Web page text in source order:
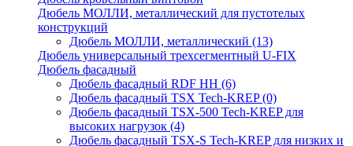
Дюбель МОЛЛИ, металлический для пустотелых
конструкций
Дюбель МОЛЛИ, металлический (13)
Дюбель универсальный трехсегментный U-FIX
Дюбель фасадный
Дюбель фасадный RDF НН (6)
Дюбель фасадный TSX Tech-KREP(0)
Дюбель фасадный TSX-500 Tech-KREP для
высоких нагрузок (4)
Дюбель фасадный TSX-S Tech-KREP для низких и